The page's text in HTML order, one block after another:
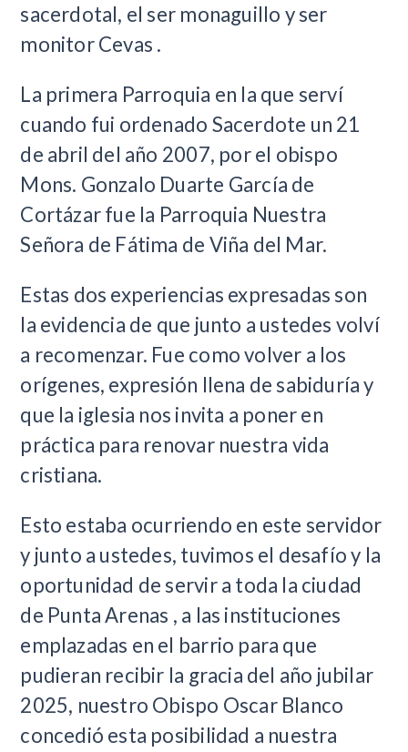
sacerdotal, el ser monaguillo y ser
monitor Cevas .
La primera Parroquia en la que serví
cuando fui ordenado Sacerdote un 21
de abril del año 2007, por el obispo
Mons. Gonzalo Duarte García de
Cortázar fue la Parroquia Nuestra
Señora de Fátima de Viña del Mar.
Estas dos experiencias expresadas son
la evidencia de que junto a ustedes volví
a recomenzar. Fue como volver a los
orígenes, expresión llena de sabiduría y
que la iglesia nos invita a poner en
práctica para renovar nuestra vida
cristiana.
Esto estaba ocurriendo en este servidor
y junto a ustedes, tuvimos el desafío y la
oportunidad de servir a toda la ciudad
de Punta Arenas , a las instituciones
emplazadas en el barrio para que
pudieran recibir la gracia del año jubilar
2025, nuestro Obispo Oscar Blanco
concedió esta posibilidad a nuestra